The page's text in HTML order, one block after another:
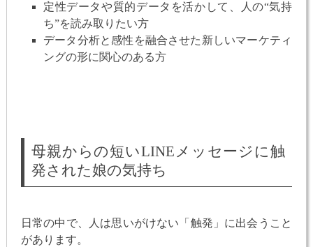
定性データや質的データを活かして、人の“気持
ち”を読み取りたい方
データ分析と感性を融合させた新しいマーケティ
ングの形に関心のある方
母親からの短いLINEメッセージに触
発された娘の気持ち
日常の中で、人は思いがけない「触発」に出会うこと
があります。